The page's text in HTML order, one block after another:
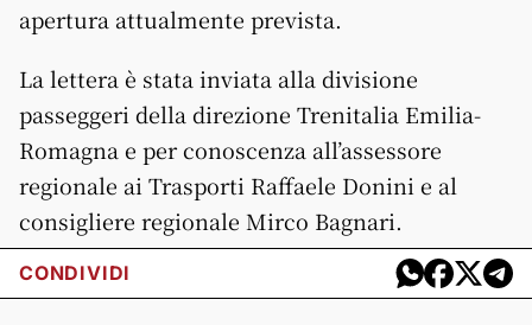
apertura attualmente prevista.
La lettera è stata inviata alla divisione
passeggeri della direzione Trenitalia Emilia-
Romagna e per conoscenza all’assessore
regionale ai Trasporti Raffaele Donini e al
consigliere regionale Mirco Bagnari.
CONDIVIDI